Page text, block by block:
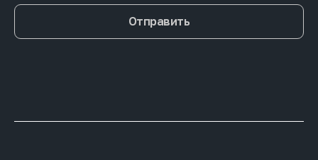
Отправить